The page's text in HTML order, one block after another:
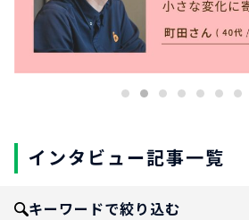
インタビュー記事一覧
キーワードで絞り込む